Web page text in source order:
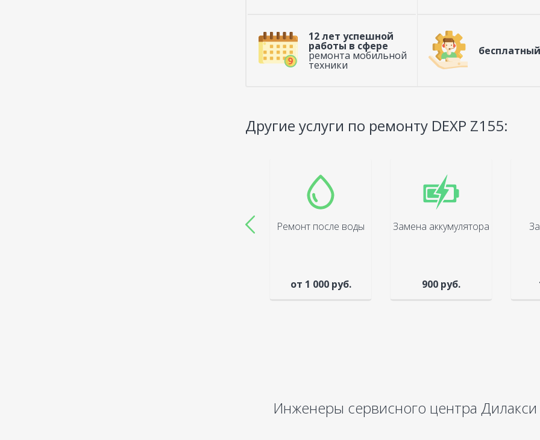
12 лет успешной
работы в сфере
ремонта мобильной
техники
Другие услуги по ремонту DEXP Z155:
Ремонт после воды
от 1 000 руб.
Замена аккумулятора
900 руб.
Инженеры сервисного центра Дилакси